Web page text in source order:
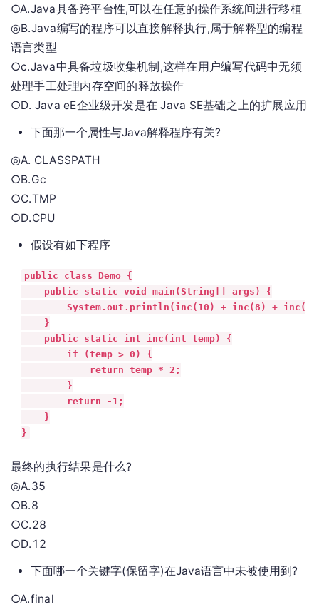
○A.Java具备跨平台性,可以在任意的操作系统间进行移植
◎B.Java编写的程序可以直接解释执行,属于解释型的编程
语言类型
○c.Java中具备垃圾收集机制,这样在用户编写代码中无须
处理手工处理内存空间的释放操作
○D. Java eE企业级开发是在 Java SE基础之上的扩展应用
下面那一个属性与Java解释程序有关?
◎A. CLASSPATH
○B.Gc
○C.TMP
○D.CPU
假设有如下程序
public class Demo {
    public static void main(String[] args) {
System.out.println(inc(10) + inc(8) + inc(-
    }
    public static int inc(int temp) {
        if (temp > 0) {
            return temp * 2;
        }
        return -1;
    }
}
最终的执行结果是什么?
◎A.35
○B.8
○C.28
○D.12
下面哪一个关键字(保留字)在Java语言中未被使用到?
○A.final